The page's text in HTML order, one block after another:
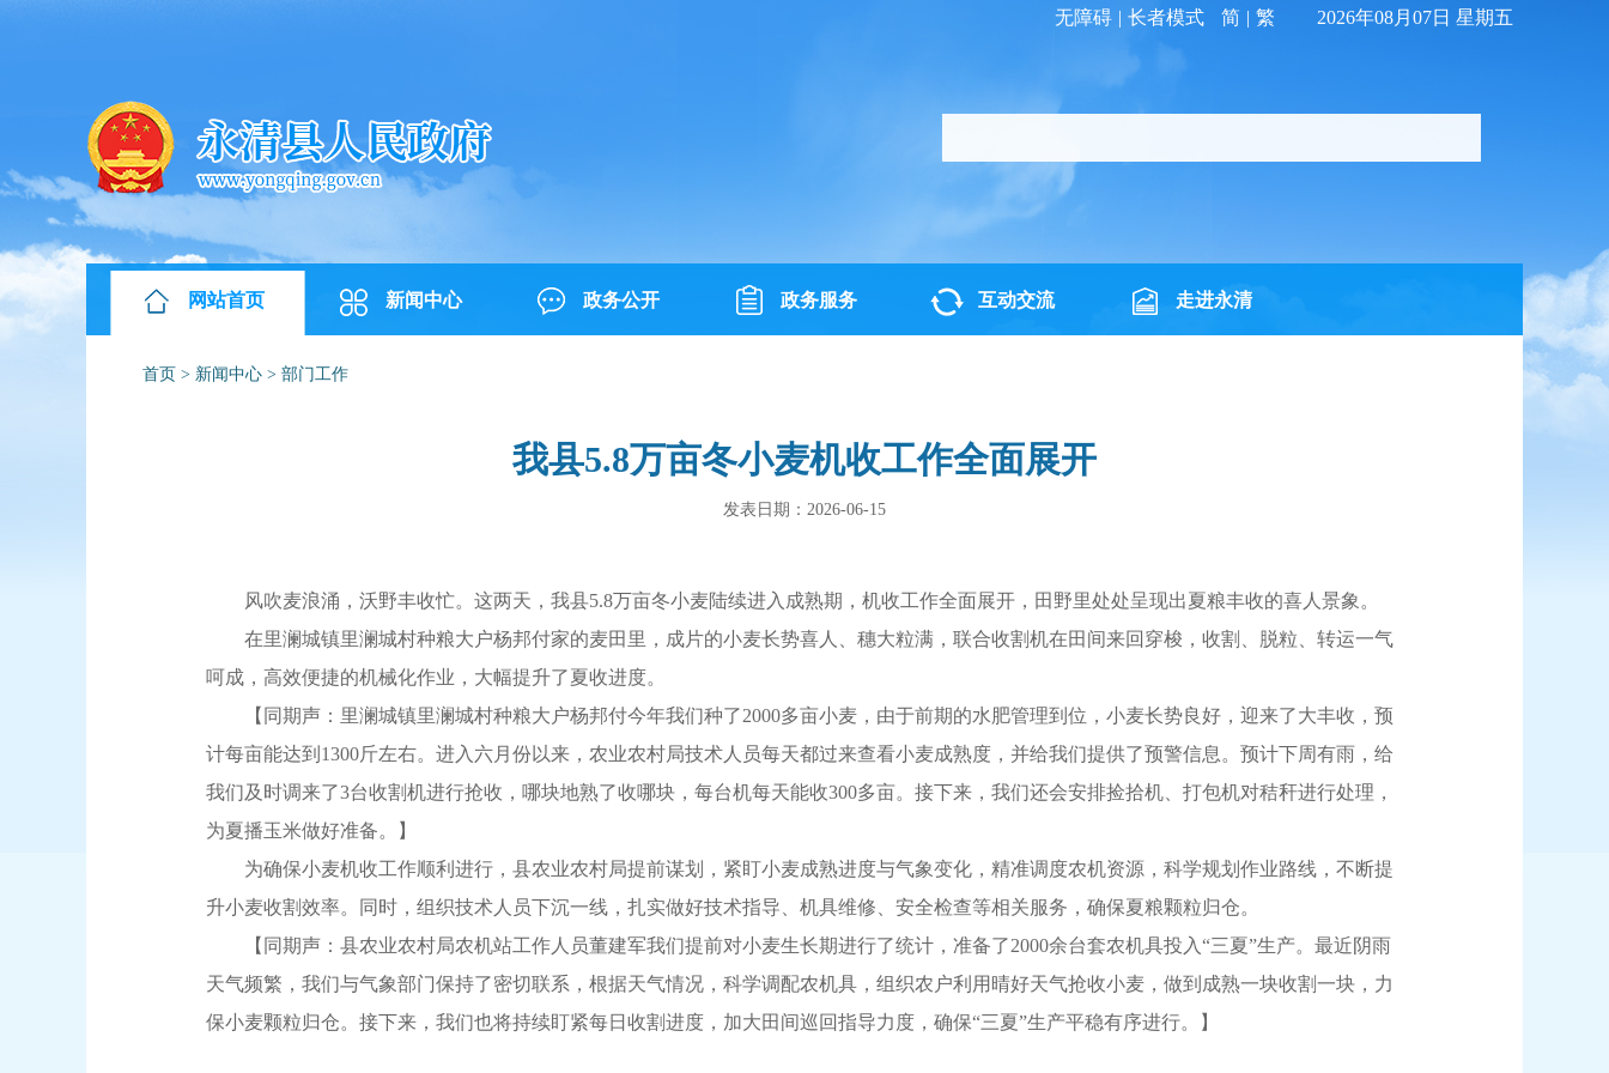
无障碍 | 长者模式 简 | 繁 2026年08月07日 星期五
网站首页 新闻中心 政务公开 政务服务 互动交流 走进永清
首页 > 新闻中心 > 部门工作
我县5.8万亩冬小麦机收工作全面展开
发表日期：2026-06-15
风吹麦浪涌，沃野丰收忙。这两天，我县5.8万亩冬小麦陆续进入成熟期，机收工作全面展开，田野里处处呈现出夏粮丰收的喜人景象。
在里澜城镇里澜城村种粮大户杨邦付家的麦田里，成片的小麦长势喜人、穗大粒满，联合收割机在田间来回穿梭，收割、脱粒、转运一气
呵成，高效便捷的机械化作业，大幅提升了夏收进度。
【同期声：里澜城镇里澜城村种粮大户杨邦付今年我们种了2000多亩小麦，由于前期的水肥管理到位，小麦长势良好，迎来了大丰收，预
计每亩能达到1300斤左右。进入六月份以来，农业农村局技术人员每天都过来查看小麦成熟度，并给我们提供了预警信息。预计下周有雨，给
我们及时调来了3台收割机进行抢收，哪块地熟了收哪块，每台机每天能收300多亩。接下来，我们还会安排捡拾机、打包机对秸秆进行处理，
为夏播玉米做好准备。】
为确保小麦机收工作顺利进行，县农业农村局提前谋划，紧盯小麦成熟进度与气象变化，精准调度农机资源，科学规划作业路线，不断提
升小麦收割效率。同时，组织技术人员下沉一线，扎实做好技术指导、机具维修、安全检查等相关服务，确保夏粮颗粒归仓。
【同期声：县农业农村局农机站工作人员董建军我们提前对小麦生长期进行了统计，准备了2000余台套农机具投入“三夏”生产。最近阴雨
天气频繁，我们与气象部门保持了密切联系，根据天气情况，科学调配农机具，组织农户利用晴好天气抢收小麦，做到成熟一块收割一块，力
保小麦颗粒归仓。接下来，我们也将持续盯紧每日收割进度，加大田间巡回指导力度，确保“三夏”生产平稳有序进行。】